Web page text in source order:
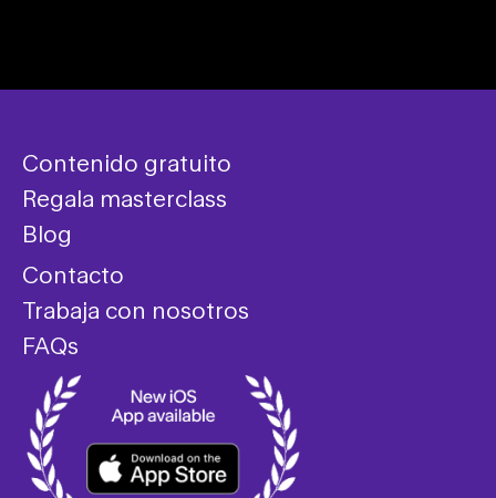
Contenido gratuito
Regala masterclass
Blog
Contacto
Trabaja con nosotros
FAQs